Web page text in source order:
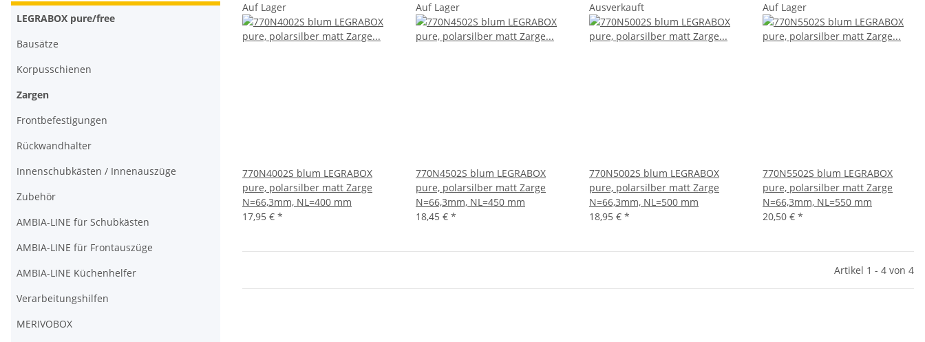
Auf Lager
770N4002S blum LEGRABOX
pure, polarsilber matt Zarge
N=66,3mm, NL=400 mm
17,95 € *
Auf Lager
770N4502S blum LEGRABOX
pure, polarsilber matt Zarge
N=66,3mm, NL=450 mm
18,45 € *
Ausverkauft
770N5002S blum LEGRABOX
pure, polarsilber matt Zarge
N=66,3mm, NL=500 mm
18,95 € *
Auf Lager
770N5502S blum LEGRABOX
pure, polarsilber matt Zarge
N=66,3mm, NL=550 mm
20,50 € *
Artikel 1 - 4 von 4
LEGRABOX pure/free
Bausätze
Korpusschienen
Zargen
Frontbefestigungen
Rückwandhalter
Innenschubkästen / Innenauszüge
Zubehör
AMBIA-LINE für Schubkästen
AMBIA-LINE für Frontauszüge
AMBIA-LINE Küchenhelfer
Verarbeitungshilfen
MERIVOBOX